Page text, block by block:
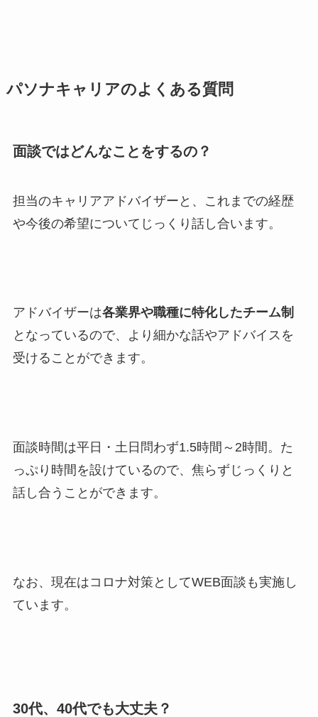
パソナキャリアのよくある質問
面談ではどんなことをするの？
担当のキャリアアドバイザーと、これまでの経歴
や今後の希望についてじっくり話し合います。
アドバイザーは各業界や職種に特化したチーム制
となっているので、より細かな話やアドバイスを
受けることができます。
面談時間は平日・土日問わず1.5時間～2時間。た
っぷり時間を設けているので、焦らずじっくりと
話し合うことができます。
なお、現在はコロナ対策としてWEB面談も実施し
ています。
30代、40代でも大丈夫？